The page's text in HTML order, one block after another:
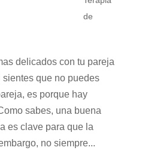
de
delicados con tu pareja
que no puedes
es porque hay
sabes, una buena
es clave para que la
no siempre...